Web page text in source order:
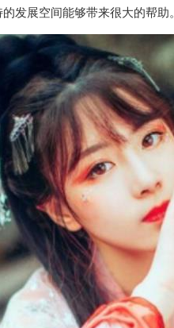
发展空间能够带来很大的帮助。